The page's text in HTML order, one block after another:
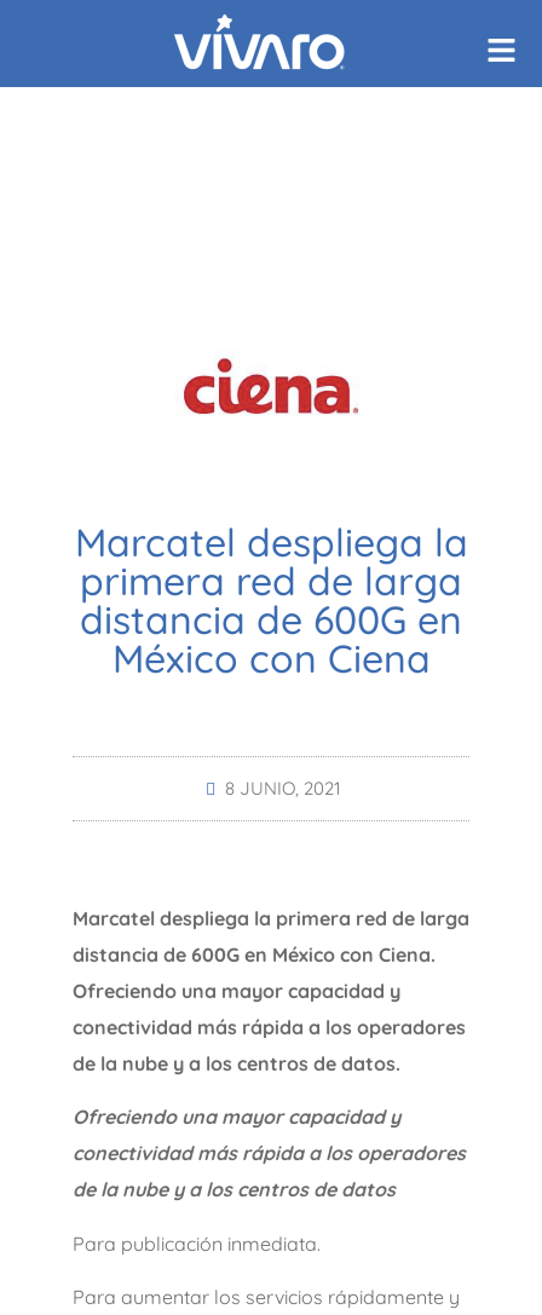
Marcatel despliega la
primera red de larga
distancia de 600G en
México con Ciena
8 JUNIO, 2021
Marcatel despliega la primera red de larga
distancia de 600G en México con Ciena.
Ofreciendo una mayor capacidad y
conectividad más rápida a los operadores
de la nube y a los centros de datos.
Ofreciendo una mayor capacidad y
conectividad más rápida a los operadores
de la nube y a los centros de datos
Para publicación inmediata.
Para aumentar los servicios rápidamente y